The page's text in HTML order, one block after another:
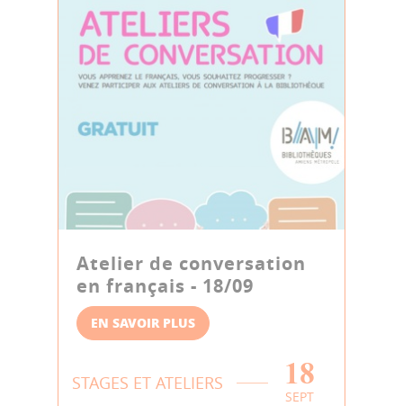
Atelier de conversation
en français - 18/09
EN SAVOIR PLUS
STAGES ET ATELIERS 18
SEPT